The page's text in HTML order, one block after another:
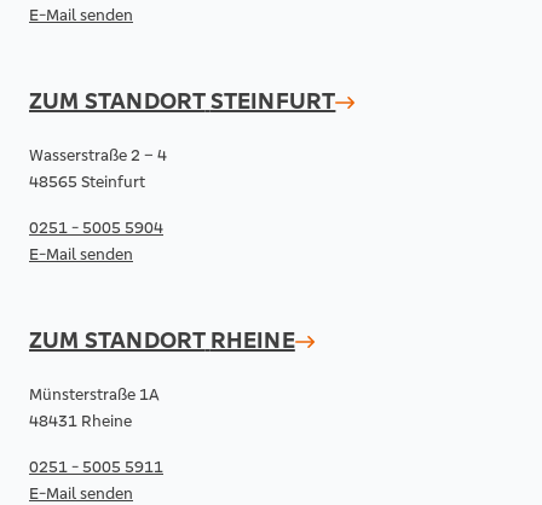
E-Mail senden
ZUM STANDORTSTEINFURT
Wasserstraße 2 – 4
48565 Steinfurt
0251 - 5005 5904
E-Mail senden
ZUM STANDORT RHEINE
Münsterstraße 1A
48431 Rheine
0251 - 5005 5911
E-Mail senden